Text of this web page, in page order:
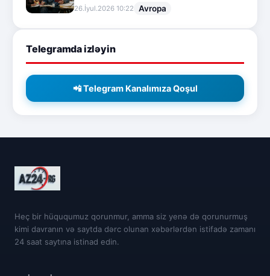
26.İyul.2026 10:22 Avropa
Telegramda izləyin
📲 Telegram Kanalımıza Qoşul
Heç bir hüququmuz qorunmur, amma siz yenə də qorunurmuş
kimi davranın və saytda dərc olunan xəbərlərdən istifadə zamanı
24 saat saytına istinad edin.